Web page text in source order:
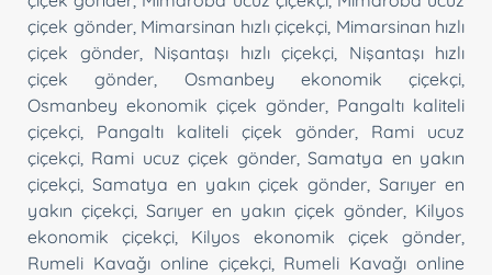
çiçek gönder, Mimarsinan hızlı çiçekçi Mimarsinan hızlı
çiçek gönder, Nişantaşı hızlı çiçekçi
Nişantaşı hızlı
çiçek gönder
Osmanbey ekonomik çiçekçi
Osmanbey ekonomik çiçek gönder Pangaltı kaliteli
çiçekçi
Pangaltı kaliteli çiçek gönder
Rami ucuz
çiçekçi Rami ucuz çiçek gönder,Samatya en yakın
çiçekçi Samatya en yakın çiçek gönder ,Sarıyer en
yakın çiçekçi Sarıyer en yakın çiçek gönder Kilyos
ekonomik çiçekçi
Kilyos ekonomik çiçek gönder
Rumeli Kavağı online çiçekçi, Rumeli Kavağı online